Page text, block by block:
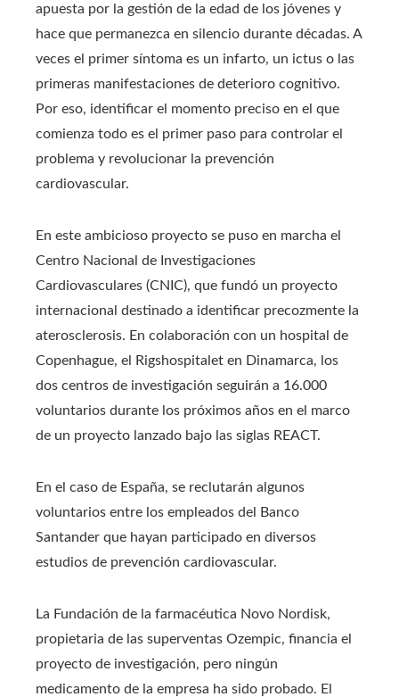
apuesta por la gestión de la edad de los jóvenes y
hace que permanezca en silencio durante décadas. A
veces el primer síntoma es un infarto, un ictus o las
primeras manifestaciones de deterioro cognitivo.
Por eso, identificar el momento preciso en el que
comienza todo es el primer paso para controlar el
problema y revolucionar la prevención
cardiovascular.
En este ambicioso proyecto se puso en marcha el
Centro Nacional de Investigaciones
Cardiovasculares (CNIC), que fundó un proyecto
internacional destinado a identificar precozmente la
aterosclerosis. En colaboración con un hospital de
Copenhague, el Rigshospitalet en Dinamarca, los
dos centros de investigación seguirán a 16.000
voluntarios durante los próximos años en el marco
de un proyecto lanzado bajo las siglas REACT.
En el caso de España, se reclutarán algunos
voluntarios entre los empleados del Banco
Santander que hayan participado en diversos
estudios de prevención cardiovascular.
La Fundación de la farmacéutica Novo Nordisk,
propietaria de las superventas Ozempic, financia el
proyecto de investigación, pero ningún
medicamento de la empresa ha sido probado. El